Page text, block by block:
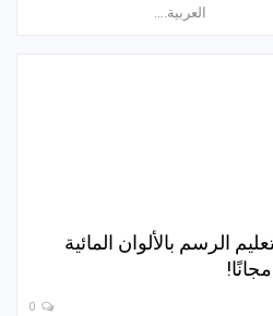
العربية.…
لتعليم الرسم بالألوان المائية